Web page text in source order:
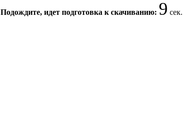
Подождите, идет подготовка к скачиванию: 8 сек.